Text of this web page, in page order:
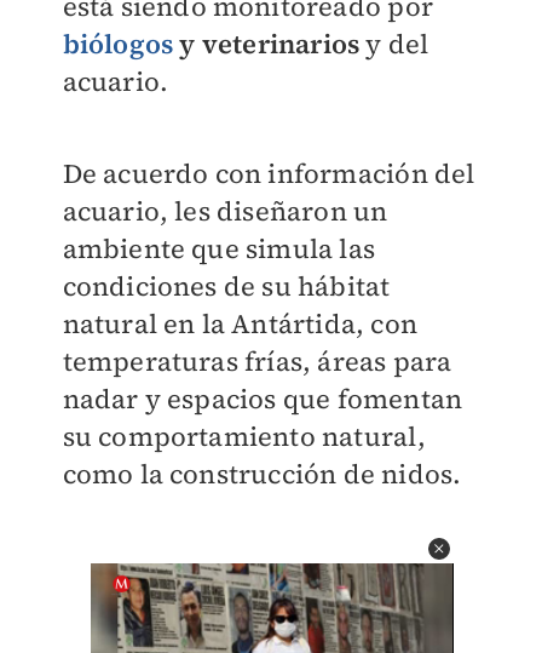
biólogosy veterinariosy del
acuario.
De acuerdo con información del
acuario, les diseñaron un
ambiente que simula las
condiciones de su hábitat
natural en la Antártida, con
temperaturas frías, áreas para
nadar y espacios que fomentan
su comportamiento natural,
como la construcción de nidos.